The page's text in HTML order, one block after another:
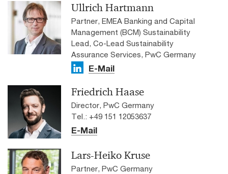
Ullrich Hartmann
Partner, EMEA Banking and Capital
Management (BCM) Sustainability
Lead, Co-Lead Sustainability
Assurance Services, PwC Germany
E-Mail
Friedrich Haase
Director, PwC Germany
Tel.: +49 151 12053637
E-Mail
Lars-Heiko Kruse
Partner, PwC Germany